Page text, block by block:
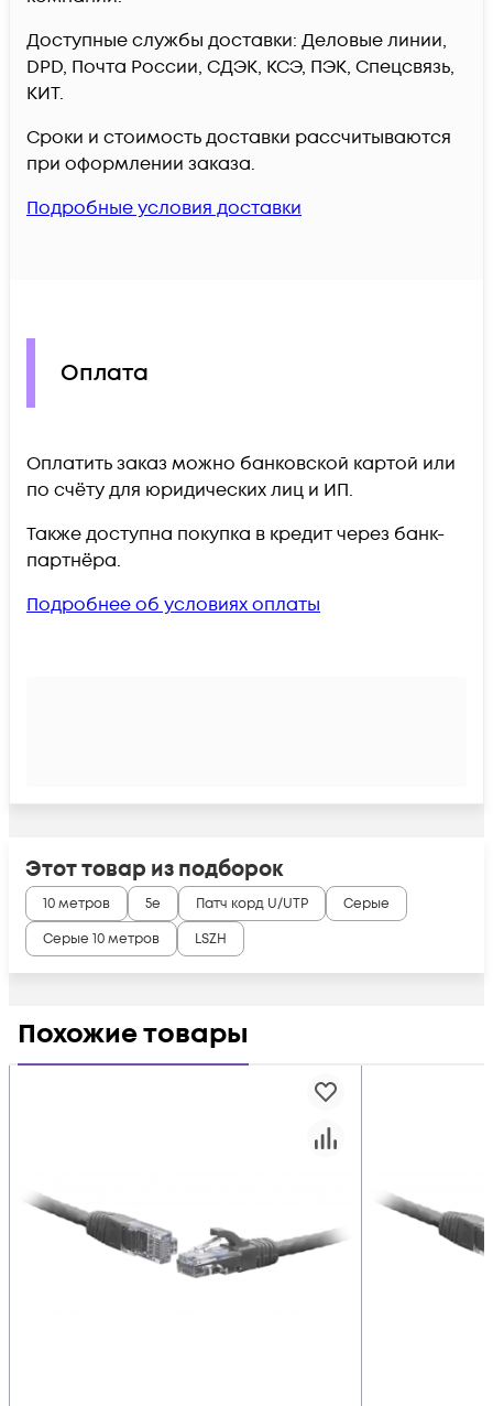
Доступные службы доставки: Деловые линии,
DPD, Почта России, СДЭК, КСЭ, ПЭК, Спецсвязь,
КИТ.
Сроки и стоимость доставки рассчитываются
при оформлении заказа.
Подробные условия доставки
Оплата
Оплатить заказ можно банковской картой или
по счёту для юридических лиц и ИП.
Также доступна покупка в кредит через банк-
партнёра.
Подробнее об условиях оплаты
Этот товар из подборок
10 метров 5e Патч корд U/UTP
Серые
Серые 10 метров
LSZH
Похожие товары